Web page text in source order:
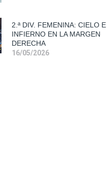
2.ª DIV. FEMENINA: CIELO E
INFIERNO EN LA MARGEN
DERECHA
16/05/2026